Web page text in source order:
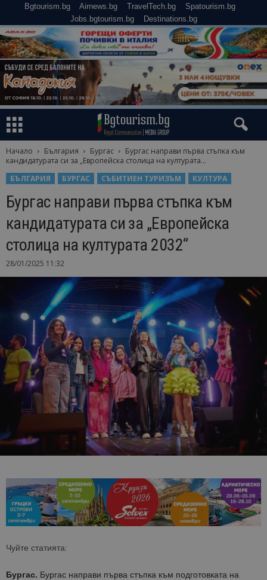
Bgtourism.bg Airnews.bg TravelTech.bg
Spatourism.bg
Jobs.bgtourism.bg
Destinations.bg
Начало България Бургас
Бургас направи първа стъпка към
кандидатурата си за „Европейска столица на културата...
БЪЛГАРИЯ
БУРГАС СЪБИТИЕН ТУРИЗЪМ КУЛТУРА
Бургас направи първа стъпка към
кандидатурата си за „Европейска
столица на културата 2032“
28/01/2025 11:32
Чуйте статията:
Бургас. Бургас направи първа стъпка към подготовката на